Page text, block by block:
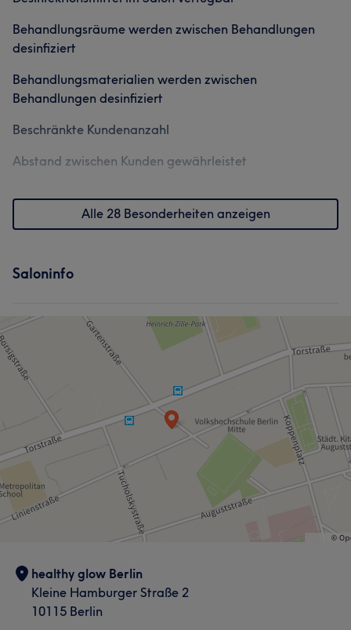
Behandlungsräume werden zwischen Behandlungen
desinfiziert
Behandlungsmaterialien werden zwischen
Behandlungen desinfiziert
Beschränkte Kundenanzahl
Abstand zwischen Kunden gewährleistet
Alle 28 Besonderheiten anzeigen
Saloninfo
healthy glow Berlin
Kleine Hamburger Straße 2
10115 Berlin